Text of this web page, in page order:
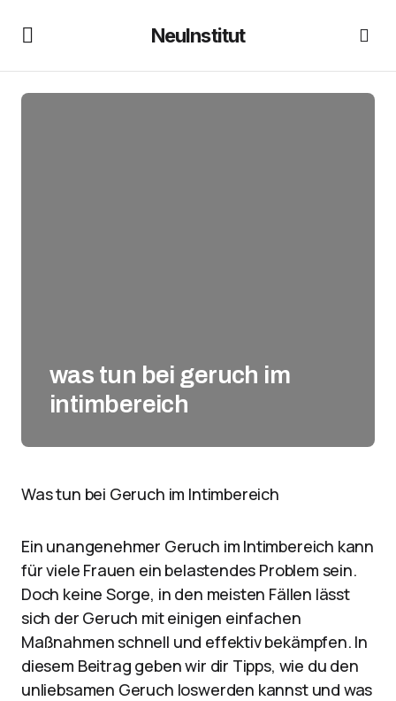
NeuInstitut
was tun bei geruch im
intimbereich
Was tun bei Geruch im Intimbereich
Ein unangenehmer Geruch im Intimbereich kann
für viele Frauen ein belastendes Problem sein.
Doch keine Sorge, in den meisten Fällen lässt
sich der Geruch mit einigen einfachen
Maßnahmen schnell und effektiv bekämpfen. In
diesem Beitrag geben wir dir Tipps, wie du den
unliebsamen Geruch loswerden kannst und was